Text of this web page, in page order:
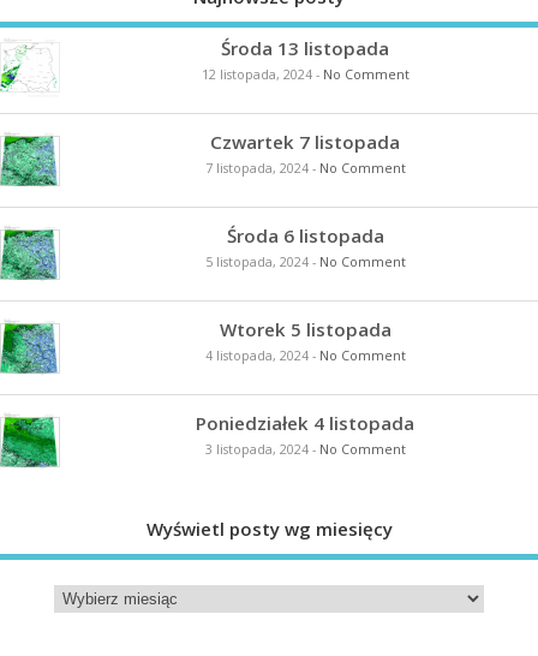
Środa 13 listopada
12 listopada, 2024- No Comment
Czwartek 7 listopada
7 listopada, 2024- No Comment
Środa 6 listopada
5 listopada, 2024- No Comment
Wtorek 5 listopada
4 listopada, 2024- No Comment
Poniedziałek 4 listopada
3 listopada, 2024- No Comment
Wyświetl posty wg miesięcy